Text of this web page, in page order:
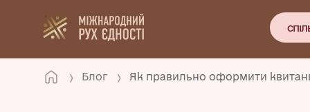
Блог Як правильно оформити